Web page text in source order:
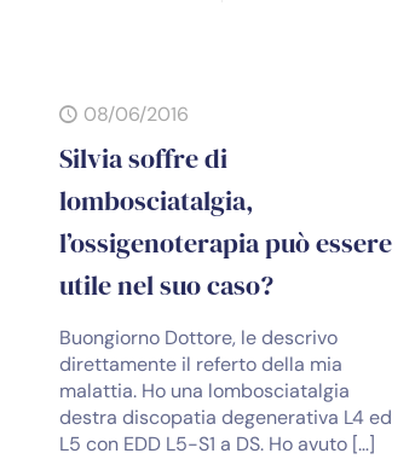
08/06/2016
Silvia soffre di
lombosciatalgia,
l’ossigenoterapia può essere
utile nel suo caso?
Buongiorno Dottore, le descrivo
direttamente il referto della mia
malattia. Ho una lombosciatalgia
destra discopatia degenerativa L4 ed
L5 con EDD L5-S1 a DS. Ho avuto[…]